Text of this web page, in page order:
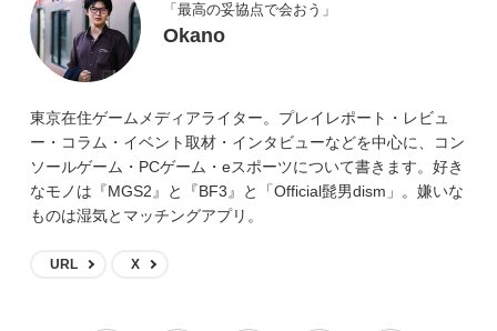
「最高の妥協点で会おう」
Okano
東京在住ゲームメディアライター。プレイレポート・レビュ
ー・コラム・イベント取材・インタビューなどを中心に、コン
ソールゲーム・PCゲーム・eスポーツについて書きます。好き
なモノは『MGS2』と『BF3』と「Official髭男dism」。嫌いな
ものは湿気とマッチングアプリ。
URL X